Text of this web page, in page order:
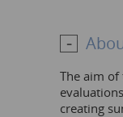
The aim of
creating